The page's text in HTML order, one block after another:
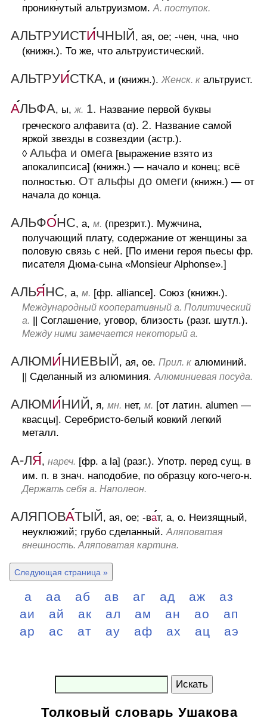
проникнутый альтруизмом. А. поступок.
АЛЬТРУИСТИЧНЫЙ, ая, ое; -чен, чна, чно
(книжн.). То же, что альтруистический.
АЛЬТРУИСТКА, и (книжн.).Женск. к альтруист.
АЛЬФА, ы,ж. 1. Название первой буквы
греческого алфавита (α). 2. Название самой
яркой звезды в созвездии (астр.).
◊ Альфа и омега [выражение взято из
апокалипсиса] (книжн.) — начало и конец; всё
полностью. От альфы до омеги (книжн.) — от
начала до конца.
АЛЬФОНС, а, м. (презрит.). Мужчина,
получающий плату, содержание от женщины за
половую связь с ней. [По имени героя пьесы фр.
писателя Дюма-сына «Monsieur Alphonse».]
АЛЬЯНС, а, м. [фр. alliance]. Союз (книжн.).
Международный кооперативный а. Политический
а.
Соглашение, уговор, близость (разг. шутл.).
Между ними замечается некоторый а.
АЛЮМИНИЕВЫЙ, ая, ое. Прил. к алюминий.
Сделанный из алюминия. Алюминиевая посуда.
АЛЮМИНИЙ, я, мн. нет, м. [от латин. alumen —
квасцы]. Серебристо-белый ковкий легкий
металл.
А-ЛЯ, нареч. [фр. a la] (разг.). Употр. перед сущ. в
им. п. в знач. наподобие, по образцу кого-чего-н.
Держать себя а. Наполеон.
АЛЯПОВАТЫЙ, ая, ое; -ват, а, о. Неизящный,
неуклюжий; грубо сделанный. Аляповатая
внешность. Аляповатая картина.
Следующая страница »
а аа аб ав аг ад аж
аз
аи
ай ак ал ам ан ао
ап
ар
ас ат ау аф ах ац аэ
Искать
Толковый словарь Ушакова